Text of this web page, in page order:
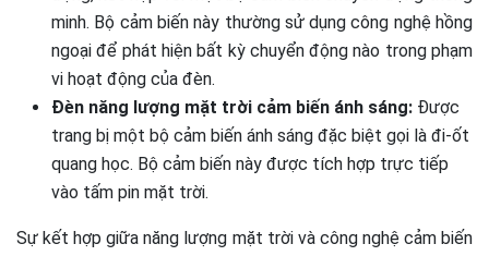
minh. Bộ cảm biến này thường sử dụng công nghệ hồng
ngoại để phát hiện bất kỳ chuyển động nào trong phạm
vi hoạt động của đèn.
Đèn năng lượng mặt trời cảm biến ánh sáng: Được
trang bị một bộ cảm biến ánh sáng đặc biệt gọi là đi-ốt
quang học. Bộ cảm biến này được tích hợp trực tiếp
vào tấm pin mặt trời.
Sự kết hợp giữa năng lượng mặt trời và công nghệ cảm biến